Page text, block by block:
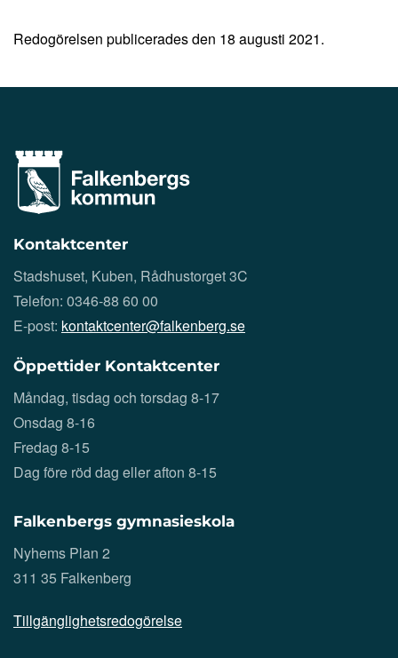
Redogörelsen publicerades den 18 augusti 2021.
Kontaktcenter
Stadshuset, Kuben, Rådhustorget 3C
Telefon: 0346-88 60 00
E-post: kontaktcenter@falkenberg.se
Öppettider Kontaktcenter
Måndag, tisdag och torsdag 8-17
Onsdag 8-16
Fredag 8-15
Dag före röd dag eller afton 8-15
Falkenbergs gymnasieskola
Nyhems Plan 2
311 35 Falkenberg
Tillgänglighetsredogörelse